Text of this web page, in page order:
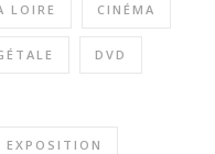
LOIRE CINÉMA
DVD
EXPOSITION